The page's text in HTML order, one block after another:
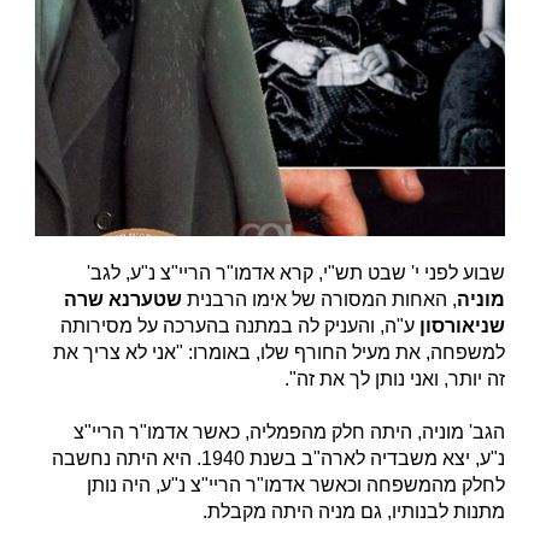
שבוע לפני י' שבט תש"י, קרא אדמו"ר הריי"צ נ"ע, לגב'
מוניה, האחות המסורה של אימו הרבנית שטערנא שרה
שניאורסון ע"ה, והעניק לה במתנה בהערכה על מסירותה
למשפחה, את מעיל החורף שלו, באומרו: "אני לא צריך את
זה יותר, ואני נותן לך את זה".
הגב' מוניה, היתה חלק מהפמליה, כאשר אדמו"ר הריי"צ
נ"ע, יצא משבדיה לארה"ב בשנת 1940. היא היתה נחשבה
לחלק מהמשפחה וכאשר אדמו"ר הריי"צ נ"ע, היה נותן
מתנות לבנותיו, גם מניה היתה מקבלת.